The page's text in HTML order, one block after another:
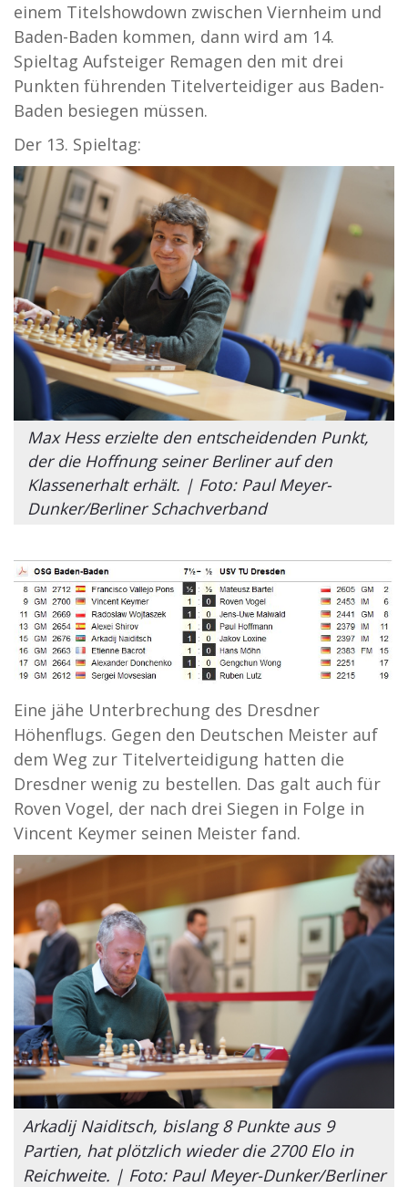
einem Titelshowdown zwischen Viernheim und
Baden-Baden kommen, dann wird am 14.
Spieltag Aufsteiger Remagen den mit drei
Punkten führenden Titelverteidiger aus Baden-
Baden besiegen müssen.
Der 13. Spieltag:
Max Hess erzielte den entscheidenden Punkt,
der die Hoffnung seiner Berliner auf den
Klassenerhalt erhält. | Foto: Paul Meyer-
Dunker/Berliner Schachverband
Eine jähe Unterbrechung des Dresdner
Höhenflugs. Gegen den Deutschen Meister auf
dem Weg zur Titelverteidigung hatten die
Dresdner wenig zu bestellen. Das galt auch für
Roven Vogel, der nach drei Siegen in Folge in
Vincent Keymer seinen Meister fand.
Arkadij Naiditsch, bislang 8 Punkte aus 9
Partien, hat plötzlich wieder die 2700 Elo in
Reichweite. | Foto: Paul Meyer-Dunker/Berliner